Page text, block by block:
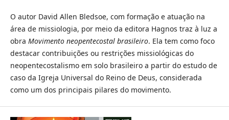
O autor David Allen Bledsoe, com formação e atuação na
área de missiologia, por meio da editora Hagnos traz à luz a
obra Movimento neopentecostal brasileiro. Ela tem como foco
destacar contribuições ou restrições missiológicas do
neopentecostalismo em solo brasileiro a partir do estudo de
caso da Igreja Universal do Reino de Deus, considerada
como um dos principais pilares do movimento.